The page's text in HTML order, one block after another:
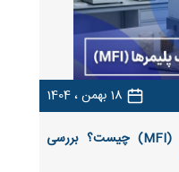
18 بهمن ، 1404
دستگاه شاخص جریان مذاب پلیمرها (MFI) چیست؟ بررسی